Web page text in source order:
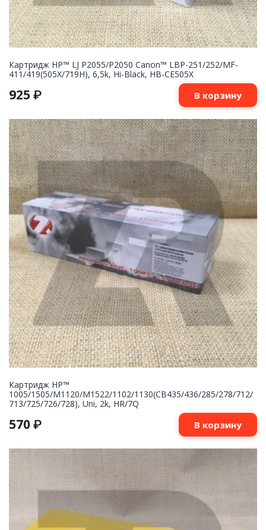
Картридж НР™ LJ P2055/P2050 Canon™ LBP-251/252/MF-
411/419(505X/719H), 6,5k, Hi-Black, HB-CE505X
925 ₽ В корзину
Картридж НР™
1005/1505/M1120/M1522/1102/1130(CB435/436/285/278/712/
713/725/726/728), Uni, 2k, HR/7Q
570 ₽ В корзину